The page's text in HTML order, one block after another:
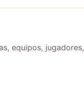
equipos, jugadores,